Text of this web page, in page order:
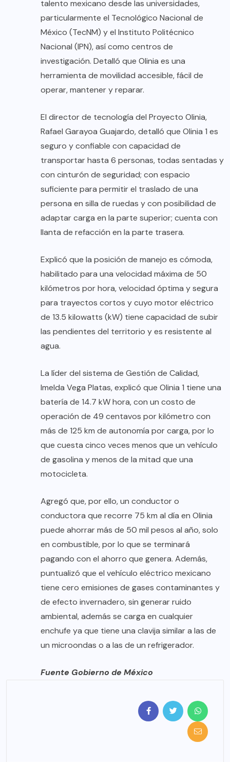
talento mexicano desde las universidades,
particularmente el Tecnológico Nacional de
México (TecNM) y el Instituto Politécnico
Nacional (IPN), así como centros de
investigación. Detalló que Olinia es una
herramienta de movilidad accesible, fácil de
operar, mantener y reparar.
El director de tecnología del Proyecto Olinia,
Rafael Garayoa Guajardo, detalló que Olinia 1 es
seguro y confiable con capacidad de
transportar hasta 6 personas, todas sentadas y
con cinturón de seguridad; con espacio
suficiente para permitir el traslado de una
persona en silla de ruedas y con posibilidad de
adaptar carga en la parte superior; cuenta con
llanta de refacción en la parte trasera.
Explicó que la posición de manejo es cómoda,
habilitado para una velocidad máxima de 50
kilómetros por hora, velocidad óptima y segura
para trayectos cortos y cuyo motor eléctrico
de 13.5 kilowatts (kW) tiene capacidad de subir
las pendientes del territorio y es resistente al
agua.
La líder del sistema de Gestión de Calidad,
Imelda Vega Platas, explicó que Olinia 1 tiene una
batería de 14.7 kW hora, con un costo de
operación de 49 centavos por kilómetro con
más de 125 km de autonomía por carga, por lo
que cuesta cinco veces menos que un vehículo
de gasolina y menos de la mitad que una
motocicleta.
Agregó que, por ello, un conductor o
conductora que recorre 75 km al día en Olinia
puede ahorrar más de 50 mil pesos al año, solo
en combustible, por lo que se terminará
pagando con el ahorro que genera. Además,
puntualizó que el vehículo eléctrico mexicano
tiene cero emisiones de gases contaminantes y
de efecto invernadero, sin generar ruido
ambiental, además se carga en cualquier
enchufe ya que tiene una clavija similar a las de
un microondas o a las de un refrigerador.
Fuente Gobierno de México